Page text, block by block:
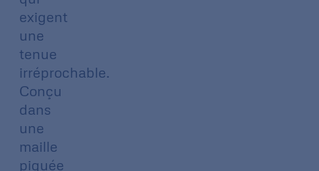
exigent
une
tenue
irréprochable.
Conçu
dans
une
maille
piquée